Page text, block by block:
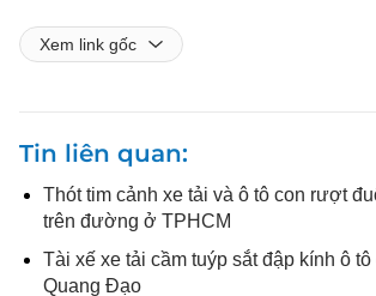
Xem link gốc
Tin liên quan
Thót tim cảnh xe tải và ô tô con rượt
trên đường ở TPHCM
Tài xế xe tải cầm tuýp sắt đập kính ô
Quang Đạo